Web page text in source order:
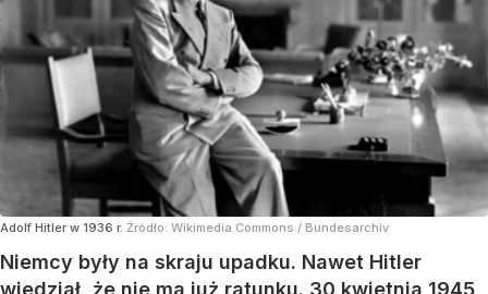
Adolf Hitler w 1936 r. Źródło: Wikimedia Commons / Bundesarchiv
Niemcy były na skraju upadku. Nawet Hitler
wiedział, że nie ma już ratunku. 30 kwietnia 1945